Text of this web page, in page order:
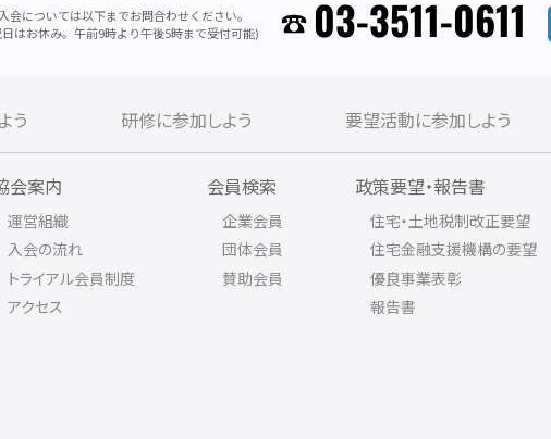
会については以下までお問合わせください。
はお休み。午前9時より午後5時まで受付可能)
03-3511-0611
う 研修に参加しよう 要望活動に参加しよう
会案内
運営組織
入会の流れ
トライアル会員制度
アクセス
会員検索
企業会員
団体会員
賛助会員
政策要望・報告書
住宅・土地税制改正要望
住宅金融支援機構の要望
優良事業表彰
報告書